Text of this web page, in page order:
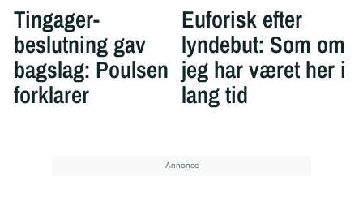
Tingager-
beslutning gav
bagslag: Poulsen
forklarer
Euforisk efter
lyndebut: Som om
jeg har været her i
lang tid